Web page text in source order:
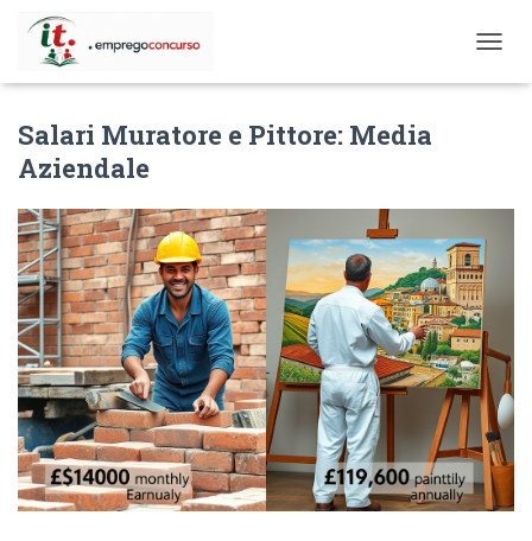
O
I
O
N
Salari Muratore e Pittore: Media
Aziendale